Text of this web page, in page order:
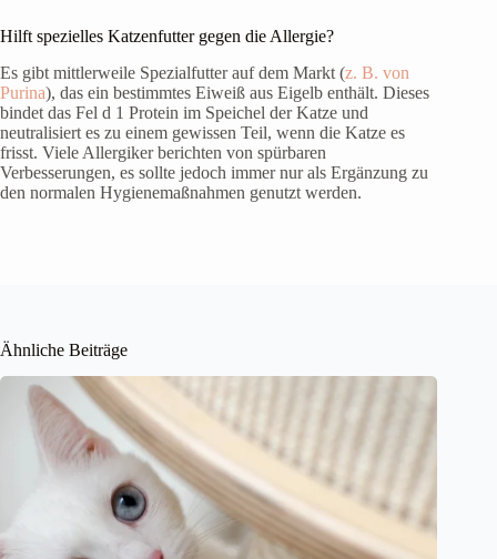
Hilft spezielles Katzenfutter gegen die Allergie?
Es gibt mittlerweile Spezialfutter auf dem Markt (z. B. von
Purina), das ein bestimmtes Eiweiß aus Eigelb enthält. Dieses
bindet das Fel d 1 Protein im Speichel der Katze und
neutralisiert es zu einem gewissen Teil, wenn die Katze es
frisst. Viele Allergiker berichten von spürbaren
Verbesserungen, es sollte jedoch immer nur als Ergänzung zu
den normalen Hygienemaßnahmen genutzt werden.
Ähnliche Beiträge